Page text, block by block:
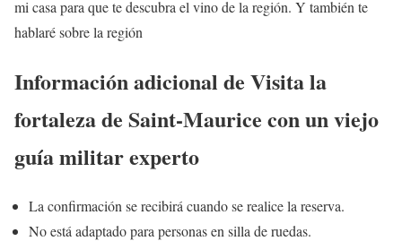
mi casa para que te descubra el vino de la región. Y también te
hablaré sobre la región
Información adicional de Visita la
fortaleza de Saint-Maurice con un viejo
guía militar experto
La confirmación se recibirá cuando se realice la reserva.
No está adaptado para personas en silla de ruedas.